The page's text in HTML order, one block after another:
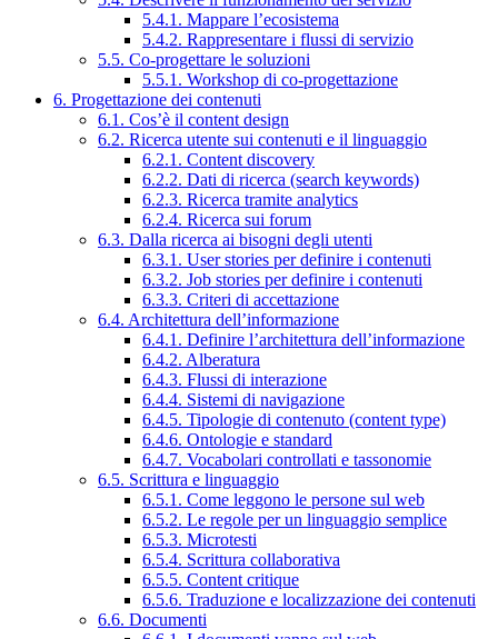
5.4.1. Mappare l’ecosistema
5.4.2. Rappresentare i flussi di servizio
5.5. Co-progettare le soluzioni
5.5.1. Workshop di co-progettazione
6. Progettazione dei contenuti
6.1. Cos’è il content design
6.2. Ricerca utente sui contenuti e il linguaggio
6.2.1. Content discovery
6.2.2. Dati di ricerca (search keywords)
6.2.3. Ricerca tramite analytics
6.2.4. Ricerca sui forum
6.3. Dalla ricerca ai bisogni degli utenti
6.3.1. User stories per definire i contenuti
6.3.2. Job stories per definire i contenuti
6.3.3. Criteri di accettazione
6.4. Architettura dell’informazione
6.4.1. Definire l’architettura dell’informazione
6.4.2. Alberatura
6.4.3. Flussi di interazione
6.4.4. Sistemi di navigazione
6.4.5. Tipologie di contenuto (content type)
6.4.6. Ontologie e standard
6.4.7. Vocabolari controllati e tassonomie
6.5. Scrittura e linguaggio
6.5.1. Come leggono le persone sul web
6.5.2. Le regole per un linguaggio semplice
6.5.3. Microtesti
6.5.4. Scrittura collaborativa
6.5.5. Content critique
6.5.6. Traduzione e localizzazione dei contenuti
6.6. Documenti